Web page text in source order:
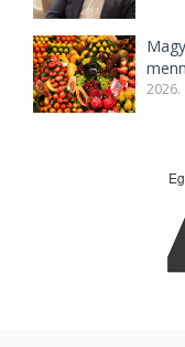
2026.